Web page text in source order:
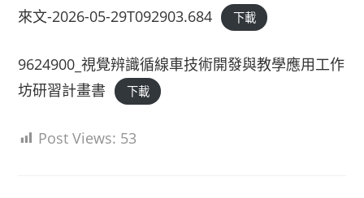
來文-2026-05-29T092903.684 下載
9624900_視覺辨識循線車技術開發與教學應用工作
坊研習計畫書
下載
Post Views: 53